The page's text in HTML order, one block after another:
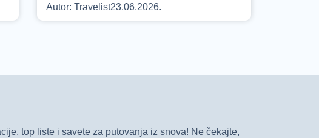
Autor: Travelist23.06.2026.
top liste i savete za putovanja iz snova! Ne čekajte,